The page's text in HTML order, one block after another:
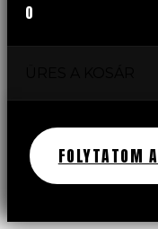
0
FOLYTATOM